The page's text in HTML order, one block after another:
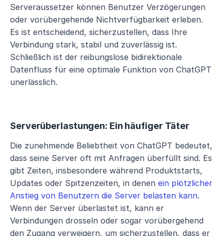
Serveraussetzer können Benutzer Verzögerungen
oder vorübergehende Nichtverfügbarkeit erleben.
Es ist entscheidend, sicherzustellen, dass Ihre
Verbindung stark, stabil und zuverlässig ist.
Schließlich ist der reibungslose bidirektionale
Datenfluss für eine optimale Funktion von ChatGPT
unerlässlich.
Serverüberlastungen: Ein häufiger Täter
Die zunehmende Beliebtheit von ChatGPT bedeutet,
dass seine Server oft mit Anfragen überfüllt sind. Es
gibt Zeiten, insbesondere während Produktstarts,
Updates oder Spitzenzeiten, in denen ein plötzlicher
Anstieg von Benutzern die Server belasten kann.
Wenn der Server überlastet ist, kann er
Verbindungen drosseln oder sogar vorübergehend
den Zugang verweigern, um sicherzustellen, dass er